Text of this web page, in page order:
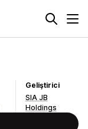
Geliştirici
SIA JB
Holdings